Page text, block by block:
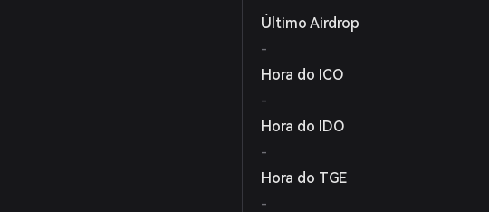
Último Airdrop
-
Hora do ICO
-
Hora do IDO
-
Hora do TGE
-